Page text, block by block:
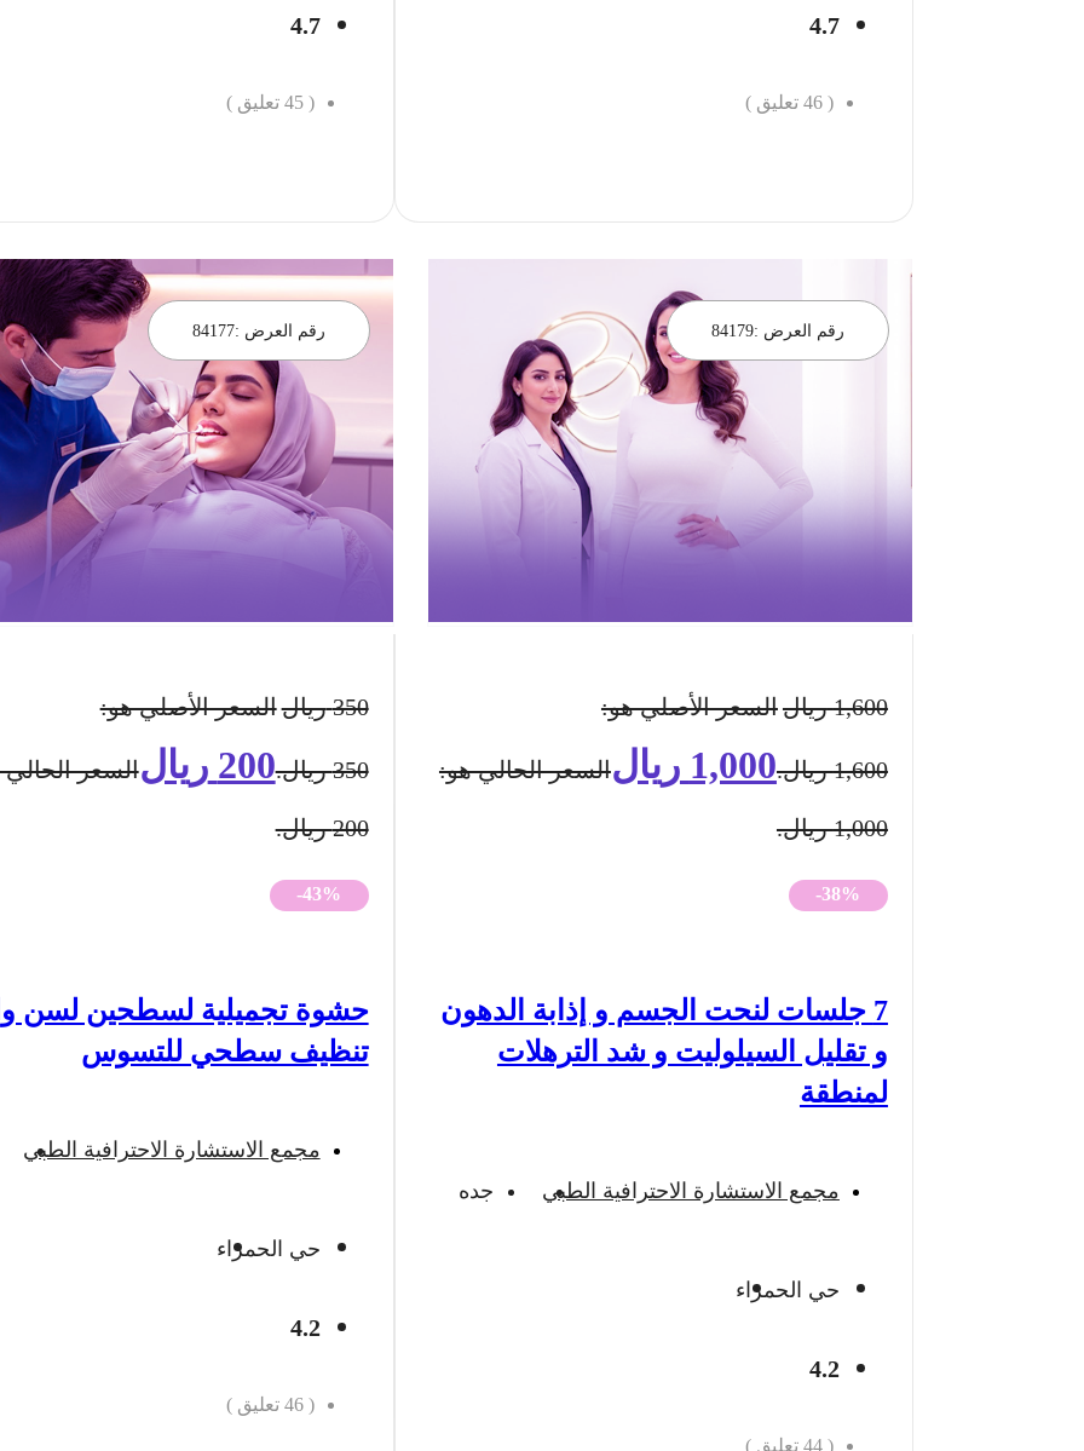
4.7
(
46 تعليق )
4.7
(
45 تعليق )
رقم العرض :84179
1,600 ريالالسعر الأصلي هو:
1,600 ريال. 1,000 ريالالسعر الحالي هو:
1,000 ريال.
-38%
7 جلسات لنحت الجسم و إذابة الدهون
و تقليل السيلوليت و شد الترهلات
لمنطقة
مجمع الاستشارة الاحترافية الطبي جده
حي الحمراء
4.2
(
44 تعليق )
رقم العرض :84177
350 ريالالسعر الأصلي هو:
350 ريال. 200 ريالالسعر
200 ريال.
-43%
حشوة تجميلية لسطحين لسن
تنظيف سطحي للتسوس
مجمع الاستشارة الاحترافية الطبي
حي الحمراء
4.2
(
46 تعليق )